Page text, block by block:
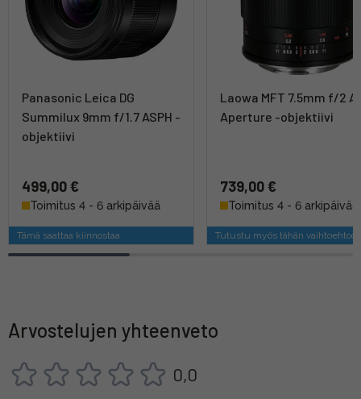
Panasonic Leica DG
Summilux 9mm f/1.7 ASPH -
objektiivi
499,00 €
Toimitus 4 - 6 arkipäivää
Tämä saattaa kiinnostaa
Laowa MFT 7.5mm f/2
Aperture -objektiivi
739,00 €
Toimitus 4 - 6 arkipäivää
Tutustu myös tähän
Arvostelujen yhteenveto
0,0